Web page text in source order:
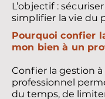
L’objectif :
simplifier la vie du
Pourquoi confier
mon bien à un
Confier la gestion à
professionnel
du temps, de